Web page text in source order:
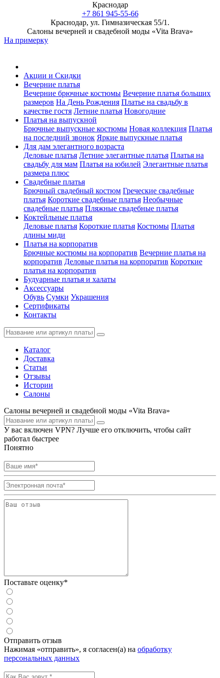
Краснодар
+7 861 945-55-66
Краснодар, ул. Гимназическая 55/1.
Салоны вечерней и свадебной моды «Vita Brava»
На примерку
Акции и Скидки
Вечерние платья
Вечерние брючные костюмы Вечерние платья больших
размеров На День Рождения Платье на свадьбу в
качестве гостя Летние платья Новогодние
Платья на выпускной
Брючные выпускные костюмы Новая коллекция Платья
на последний звонок Яркие выпускные платья
Для дам элегантного возраста
Деловые платья Летние элегантные платья Платья на
свадьбу для мам Платья на юбилей Элегантные платья
размера плюс
Свадебные платья
Брючный свадебный костюм Греческие свадебные
платья Короткие свадебные платья Необычные
свадебные платья Пляжные свадебные платья
Коктейльные платья
Деловые платья Короткие платья Костюмы Платья
длины миди
Платья на корпоратив
Брючные костюмы на корпоратив Вечерние платья на
корпоратив Деловые платья на корпоратив Короткие
платья на корпоратив
Будуарные платья и халаты
Аксессуары
Обувь Сумки Украшения
Сертификаты
Контакты
Каталог
Доставка
Статьи
Отзывы
Истории
Салоны
Салоны вечерней и свадебной моды «Vita Brava»
У вас включен VPN? Лучше его отключить, чтобы сайт
работал быстрее
Понятно
Поставьте оценку*
Отправить отзыв
Нажимая «отправить», я согласен(а) на обработку
персональных данных